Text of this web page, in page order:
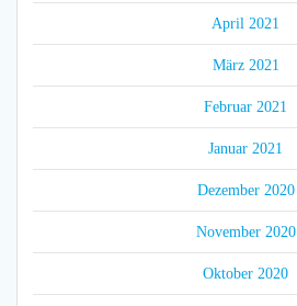
April 2021
März 2021
Februar 2021
Januar 2021
Dezember 2020
November 2020
Oktober 2020